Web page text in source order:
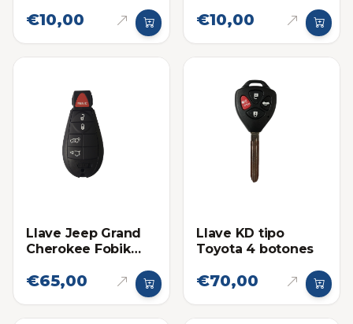
€10,00 €10,00
Llave Jeep Grand
Cherokee Fobik
€65,00
Llave KD tipo
Toyota 4 botones
€70,00